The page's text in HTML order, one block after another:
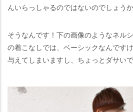
んいらっしゃるのではないのでしょう
そうなんです！下の画像のようなネル
の着こなしでは、ベーシックなんです
与えてしまいますし、ちょっとダサい